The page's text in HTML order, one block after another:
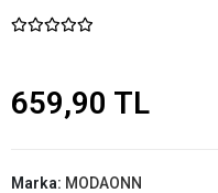
659,90 TL
Marka: MODAONN